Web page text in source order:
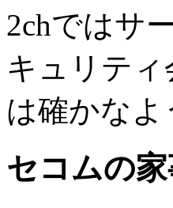
2chではサ
キュリテ
は確かなよ
セコムの